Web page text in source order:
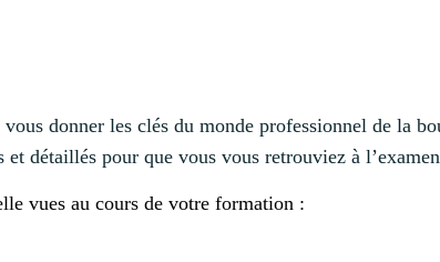
donner les clés du monde professionnel de la
détaillés pour que vous vous retrouviez à
vues au cours de votre formation :